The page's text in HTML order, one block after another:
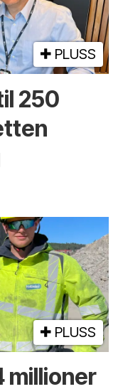
PLUSS
250
PLUSS
millioner